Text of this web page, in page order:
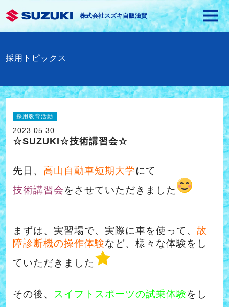
株式会社スズキ自販滋賀
採用トピックス
採用教育活動
2023.05.30
☆SUZUKI☆技術講習会☆
先日、高山自動車短期大学にて
技術講習会をさせていただきました
まずは、実習場で、実際に車を使って、故
障診断機の操作体験など、様々な体験をし
ていただきました
その後、 スイフトスポーツの試乗体験をし